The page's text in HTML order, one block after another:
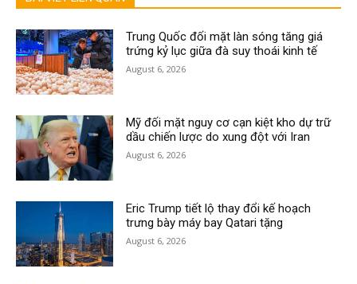
Trung Quốc đối mặt làn sóng tăng giá
trứng kỷ lục giữa đà suy thoái kinh tế
August 6, 2026
Mỹ đối mặt nguy cơ cạn kiệt kho dự trữ
dầu chiến lược do xung đột với Iran
August 6, 2026
Eric Trump tiết lộ thay đổi kế hoạch
trưng bày máy bay Qatari tặng
August 6, 2026